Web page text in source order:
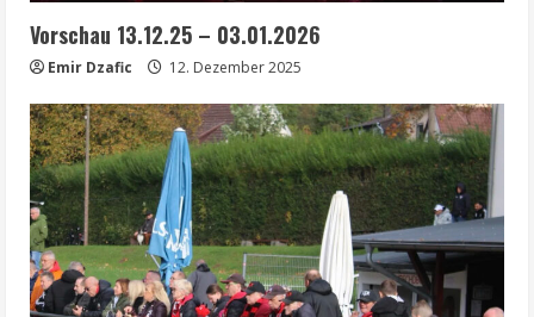
Vorschau 13.12.25 – 03.01.2026
Emir Dzafic 12. Dezember 2025